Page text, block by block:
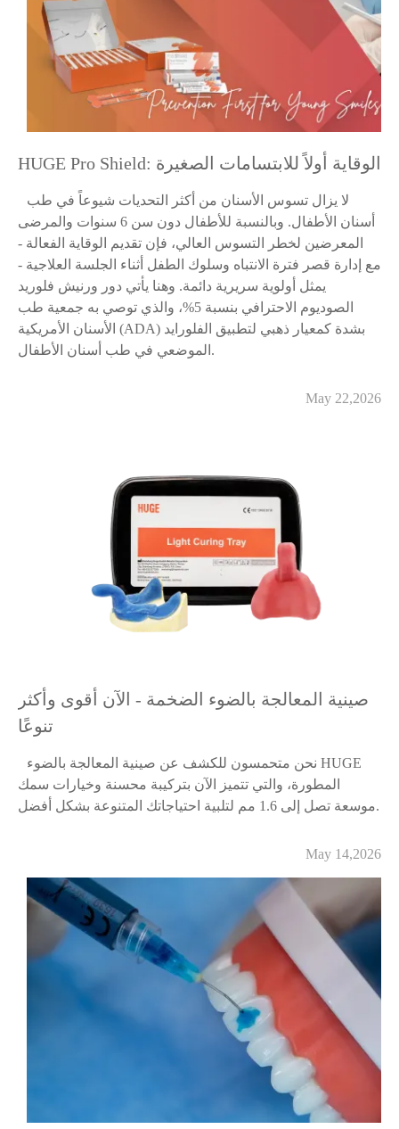
HUGE Pro Shield: الوقاية أولاً للابتسامات الصغيرة
لا يزال تسوس الأسنان من أكثر التحديات شيوعاً في طب
أسنان الأطفال. وبالنسبة للأطفال دون سن 6 سنوات والمرضى
المعرضين لخطر التسوس العالي، فإن تقديم الوقاية الفعالة -
مع إدارة قصر فترة الانتباه وسلوك الطفل أثناء الجلسة العلاجية -
يمثل أولوية سريرية دائمة. وهنا يأتي دور ورنيش فلوريد
الصوديوم الاحترافي بنسبة 5%، والذي توصي به جمعية طب
الأسنان الأمريكية (ADA) بشدة كمعيار ذهبي لتطبيق الفلورايد
الموضعي في طب أسنان الأطفال.
May 22,2026
صينية المعالجة بالضوء الضخمة - الآن أقوى وأكثر
تنوعًا
نحن متحمسون للكشف عن صينية المعالجة بالضوء HUGE
المطورة، والتي تتميز الآن بتركيبة محسنة وخيارات سمك
موسعة تصل إلى 1.6 مم لتلبية احتياجاتك المتنوعة بشكل أفضل.
May 14,2026